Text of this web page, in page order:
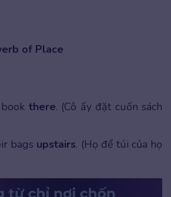
of Place
there. (Cô ấy đặt cuốn sách
bags upstairs. (Họ để túi của họ